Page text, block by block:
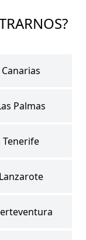
Palmas